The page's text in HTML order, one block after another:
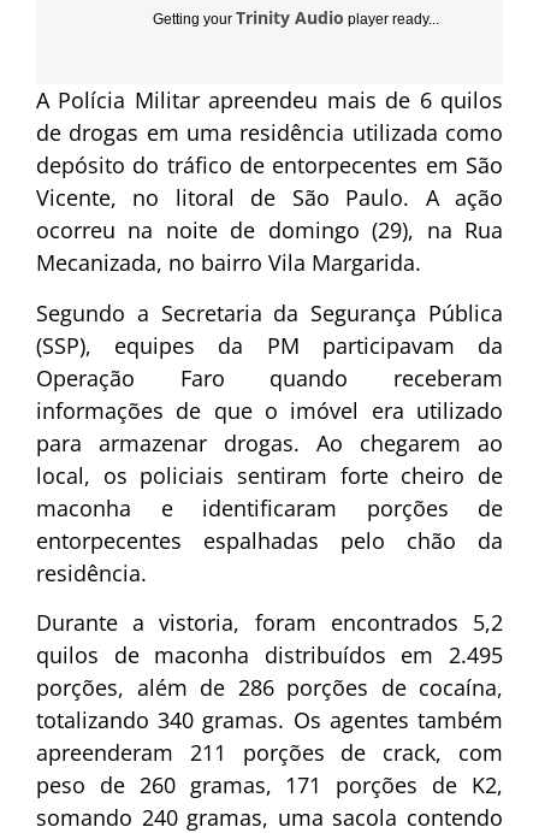
Getting your Trinity Audio player ready...
A Polícia Militar apreendeu mais de 6 quilos
de drogas em uma residência utilizada como
depósito do tráfico de entorpecentes em São
Vicente, no litoral de São Paulo. A ação
ocorreu na noite de domingo (29), na Rua
Mecanizada, no bairro Vila Margarida.
Segundo a Secretaria da Segurança Pública
(SSP), equipes da PM participavam da
Operação Faro quando receberam
informações de que o imóvel era utilizado
para armazenar drogas. Ao chegarem ao
local, os policiais sentiram forte cheiro de
maconha e identificaram porções de
entorpecentes espalhadas pelo chão da
residência.
Durante a vistoria, foram encontrados 5,2
quilos de maconha distribuídos em 2.495
porções, além de 286 porções de cocaína,
totalizando 340 gramas. Os agentes também
apreenderam 211 porções de crack, com
peso de 260 gramas, 171 porções de K2,
somando 240 gramas, uma sacola contendo